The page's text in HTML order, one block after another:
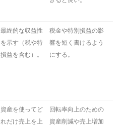
最終的な収益性
を示す（税や特
損益を含む）。
税金や特別損益の影
響を短く書けるよう
にする。
資産を使ってど
れだけ売上を上
回転率向上のための
資産削減や売上増加